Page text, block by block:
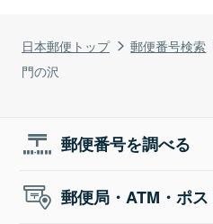
日本郵便トップ 郵便番号検索
門の沢
郵便番号を調べる
郵便局・ATM・ポ